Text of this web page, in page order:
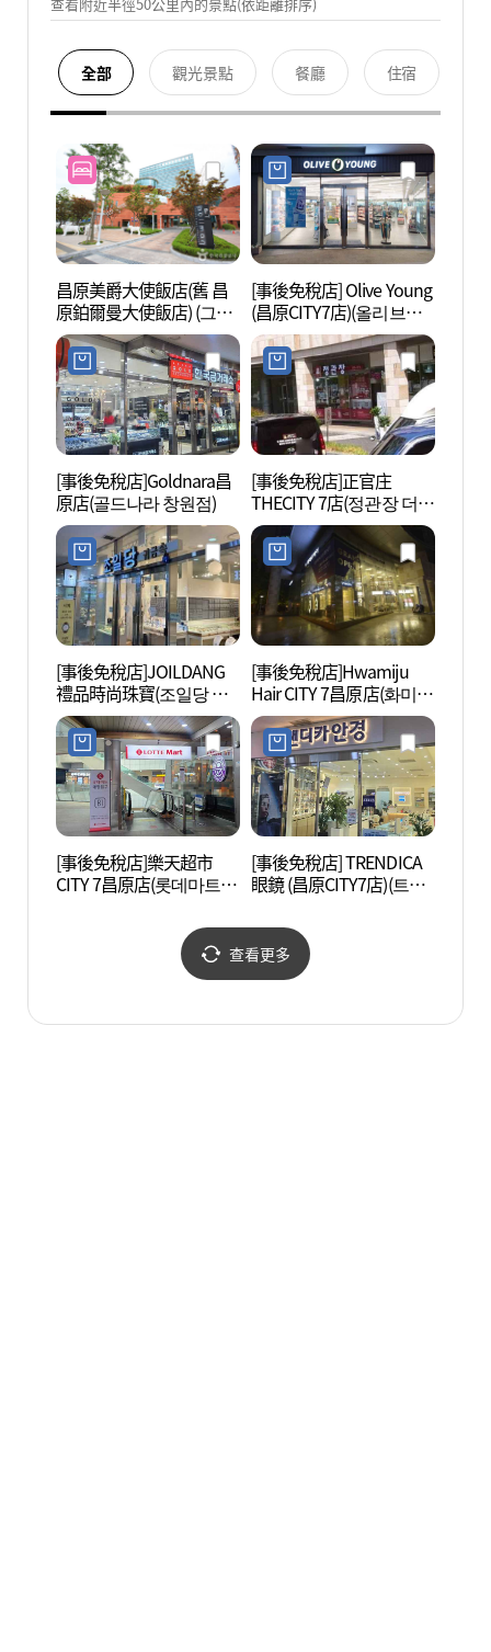
全部 觀光景點 餐廳 住宿
昌原美爵大使飯店(舊 昌
原鉑爾曼大使飯店) (그랜
드 머큐어 앰배서더 창원
(구 풀만 앰배서더 창원))
[事後免稅店] Olive Young
(昌原CITY7店)(올리브영
창원시티세븐점)
[事後免稅店]Goldnara昌
原店(골드나라 창원점)
[事後免稅店]正官庄
THECITY 7店(정관장 더시
티세븐점)
[事後免稅店]JOILDANG
禮品時尚珠寶(조일당 예
물 패션 주얼리)
[事後免稅店]Hwamiju
Hair CITY 7昌原店(화미주
헤어 시티세븐 창원점)
[事後免稅店]樂天超市
CITY 7昌原店(롯데마트
[事後免稅店] TRENDICA
眼鏡 (昌原CITY7店)(트랜
븐점)
查看更多